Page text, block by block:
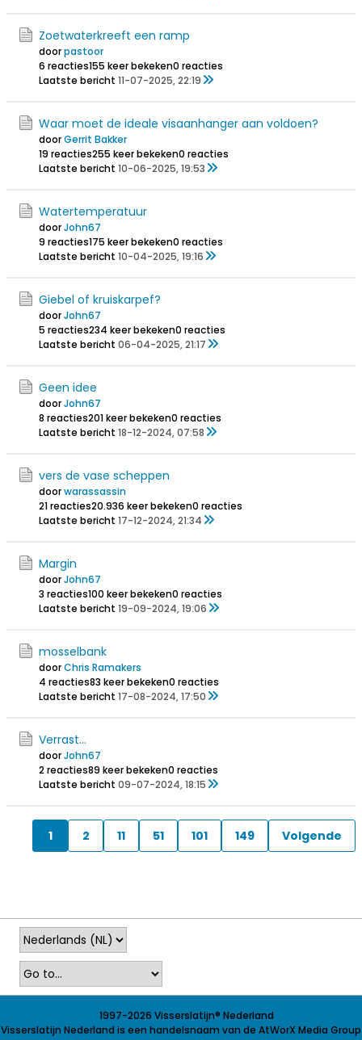
Zoetwaterkreeft een ramp
doorpastoor
6 reacties155 keer bekeken0 reacties
Laatste bericht 11-07-2025, 22:19
Waar moet de ideale visaanhanger aan voldoen?
doorGerrit Bakker
19 reacties255 keer bekeken0 reacties
Laatste bericht 10-06-2025, 19:53
Watertemperatuur
doorJohn67
9 reacties175 keer bekeken0 reacties
Laatste bericht 10-04-2025, 19:16
Giebel of kruiskarpef?
doorJohn67
5 reacties234 keer bekeken0 reacties
Laatste bericht 06-04-2025, 21:17
Geen idee
doorJohn67
8 reacties201 keer bekeken0 reacties
Laatste bericht 18-12-2024, 07:58
vers de vase scheppen
doorwarassassin
21 reacties20.936 keer bekeken0 reacties
Laatste bericht 17-12-2024, 21:34
Margin
doorJohn67
3 reacties100 keer bekeken0 reacties
Laatste bericht 19-09-2024, 19:06
mosselbank
doorChris Ramakers
4 reacties83 keer bekeken0 reacties
Laatste bericht 17-08-2024, 17:50
Verrast...
doorJohn67
2 reacties89 keer bekeken0 reacties
Laatste bericht 09-07-2024, 18:15
1 2 11 51 101 149 Volgende
1997-2026 Visserslatijn® Nederland
Visserslatijn Nederland is een handelsnaam van de AtWorX Media Group